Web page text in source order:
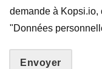
demande à Kopsi.io,
"Données
Envoyer